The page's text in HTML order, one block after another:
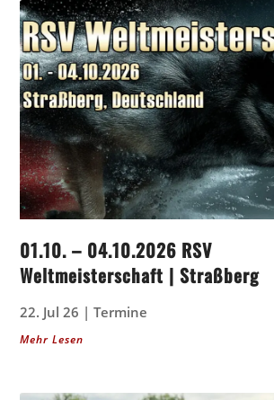
01.10. – 04.10.2026 RSV
Weltmeisterschaft | Straßberg
22. Jul 26 |Termine
Mehr Lesen